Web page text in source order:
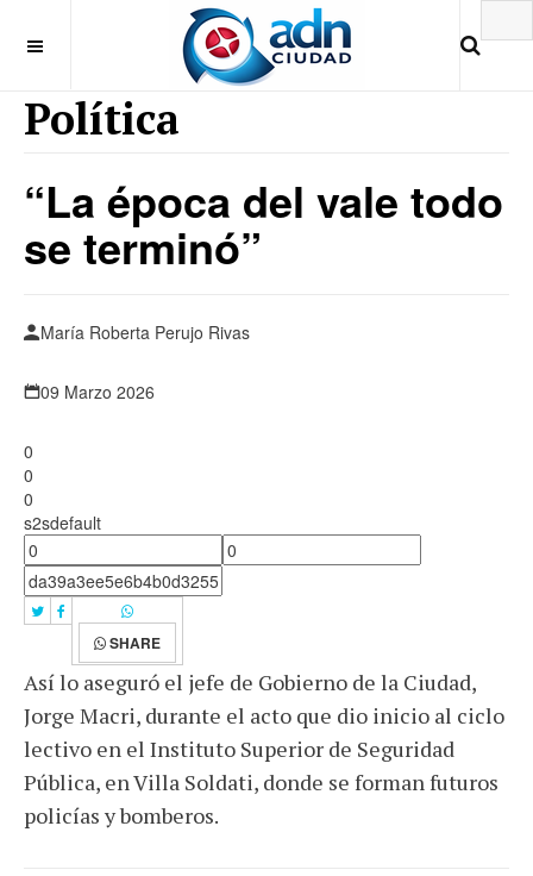
Política
“La época del vale todo
se terminó”
María Roberta Perujo Rivas
09 Marzo 2026
0
0
0
s2sdefault
SHARE
Así lo aseguró el jefe de Gobierno de la Ciudad,
Jorge Macri, durante el acto que dio inicio al ciclo
lectivo en el Instituto Superior de Seguridad
Pública, en Villa Soldati, donde se forman futuros
policías y bomberos.